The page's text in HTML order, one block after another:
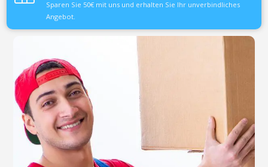
Sparen Sie 50€ mit uns und erhalten Sie Ihr unverbindliches
Angebot.